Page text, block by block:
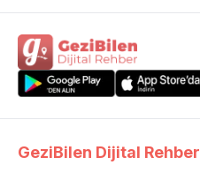
GeziBilen Dijital Rehber